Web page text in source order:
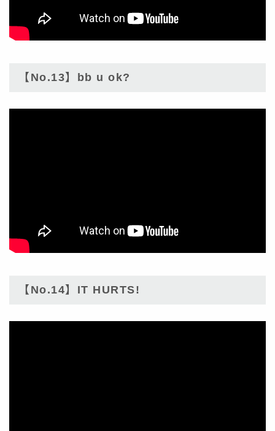
【No.13】bb u ok?
【No.14】IT HURTS!